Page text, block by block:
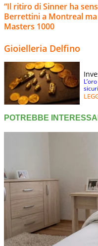
“Il ritiro di Sinner ha
Berrettini a Montreal
Masters 1000
Gioielleria Delfino
sicuri